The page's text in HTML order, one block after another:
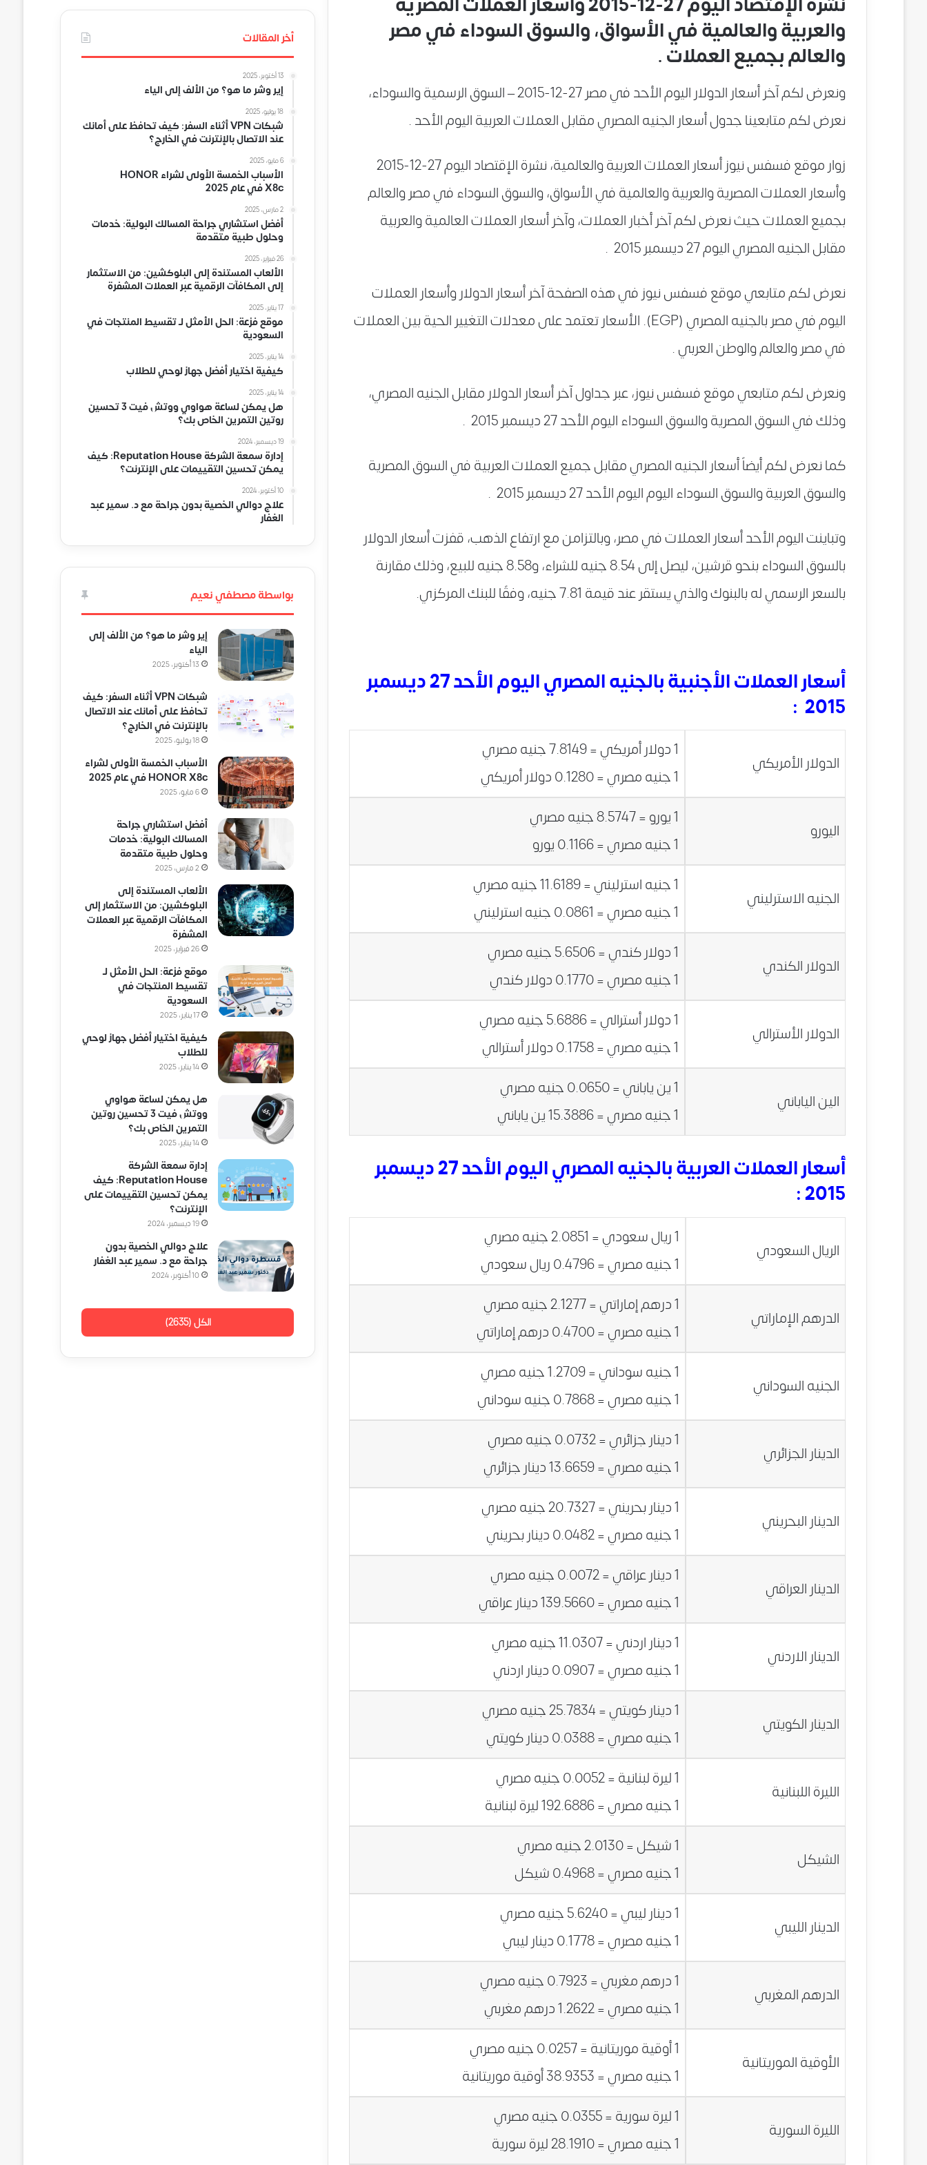
والعربية والعالمية في الأسواق، والسوق السوداء في مصر
والعالم بجميع العملات .
ونعرض لكم آخر أسعار الدولار اليوم الأحد في مصر 27-12-2015 – السوق الرسمية والسوداء،
نعرض لكم متابعينا جدول أسعار الجنيه المصري مقابل العملات العربية اليوم الأحد .
زوار موقع فسفس نيوز أسعار العملات العربية والعالمية، نشرة الإقتصاد اليوم 27-12-2015
وأسعار العملات المصرية والعربية والعالمية في الأسواق، والسوق السوداء في مصر والعالم
بجميع العملات حيث نعرض لكم آخر أخبار العملات، وآخر أسعار العملات العالمية والعربية
مقابل الجنيه المصري اليوم 27 ديسمبر 2015 .
نعرض لكم متابعي موقع فسفس نيوز في هذه الصفحة آخر أسعار الدولار وأسعار العملات
اليوم في مصر بالجنيه المصري (EGP). الأسعار تعتمد على معدلات التغيير الحية بين العملات
في مصر والعالم والوطن العربي .
ونعرض لكم متابعي موقع فسفس نيوز، عبر جداول آخر أسعار الدولار مقابل الجنيه المصري،
وذلك في السوق المصرية والسوق السوداء اليوم الأحد 27 ديسمبر 2015 .
كما نعرض لكم أيضاً أسعار الجنيه المصري مقابل جميع العملات العربية في السوق المصرية
والسوق العربية والسوق السوداء اليوم اليوم الأحد 27 ديسمبر 2015 .
وتباينت اليوم الأحد أسعار العملات في مصر، وبالتزامن مع ارتفاع الذهب، قفزت أسعار الدولار
بالسوق السوداء بنحو قرشين، ليصل إلى 8.54 جنيه للشراء، و8.58 جنيه للبيع، وذلك مقارنة
بالسعر الرسمي له بالبنوك والذي يستقر عند قيمة 7.81 جنيه، وفقًا للبنك المركزي.
أسعار العملات الأجنبية بالجنيه المصري اليوم الأحد 27 ديسمبر
2015 :
الدولار الأمريكي
1 دولار أمريكي = 7.8149 جنيه مصري
1 جنيه مصري = 0.1280 دولار أمريكي
اليورو
1 يورو = 8.5747 جنيه مصري
1 جنيه مصري = 0.1166 يورو
الجنيه الاسترليني
1 جنيه استرليني = 11.6189 جنيه مصري
1 جنيه مصري = 0.0861 جنيه استرليني
الدولار الكندي
1 دولار كندي = 5.6506 جنيه مصري
1 جنيه مصري = 0.1770 دولار كندي
الدولار الأسترالي
1 دولار أسترالي = 5.6886 جنيه مصري
1 جنيه مصري = 0.1758 دولار أسترالي
الين الياباني
1 ين ياباني = 0.0650 جنيه مصري
1 جنيه مصري = 15.3886 ين ياباني
أسعار العملات العربية بالجنيه المصري اليوم الأحد 27 ديسمبر
2015 :
الريال السعودي
1 ريال سعودي = 2.0851 جنيه مصري
1 جنيه مصري = 0.4796 ريال سعودي
الدرهم الإماراتي
1 درهم إماراتي = 2.1277 جنيه مصري
1 جنيه مصري = 0.4700 درهم إماراتي
الجنيه السوداني
1 جنيه سوداني = 1.2709 جنيه مصري
1 جنيه مصري = 0.7868 جنيه سوداني
الدينار الجزائري
1 دينار جزائري = 0.0732 جنيه مصري
1 جنيه مصري = 13.6659 دينار جزائري
الدينار البحريني
1 دينار بحريني = 20.7327 جنيه مصري
1 جنيه مصري = 0.0482 دينار بحريني
الدينار العراقي
1 دينار عراقي = 0.0072 جنيه مصري
1 جنيه مصري = 139.5660 دينار عراقي
الدينار الاردني
1 دينار اردني = 11.0307 جنيه مصري
1 جنيه مصري = 0.0907 دينار اردني
الدينار الكويتي
1 دينار كويتي = 25.7834 جنيه مصري
1 جنيه مصري = 0.0388 دينار كويتي
الليرة اللبنانية
1 ليرة لبنانية = 0.0052 جنيه مصري
1 جنيه مصري = 192.6886 ليرة لبنانية
الشيكل
1 شيكل = 2.0130 جنيه مصري
1 جنيه مصري = 0.4968 شيكل
الدينار الليبي
1 دينار ليبي = 5.6240 جنيه مصري
1 جنيه مصري = 0.1778 دينار ليبي
الدرهم المغربي
1 درهم مغربي = 0.7923 جنيه مصري
1 جنيه مصري = 1.2622 درهم مغربي
الأوقية الموريتانية
1 أوقية موريتانية = 0.0257 جنيه مصري
1 جنيه مصري = 38.9353 أوقية موريتانية
الليرة السورية
1 ليرة سورية = 0.0355 جنيه مصري
1 جنيه مصري = 28.1910 ليرة سورية
أخر المقالات
13 أكتوبر، 2025
إير وشر ما هو؟ من الألف إلى الياء
18 يوليو، 2025
شبكات VPN أثناء السفر: كيف تحافظ على أمانك
عند الاتصال بالإنترنت في الخارج؟
6 مايو، 2025
الأسباب الخمسة الأولى لشراء HONOR
X8c في عام 2025
2 مارس، 2025
أفضل استشاري جراحة المسالك البولية: خدمات
وحلول طبية متقدمة
26 فبراير، 2025
الألعاب المستندة إلى البلوكشين: من الاستثمار
إلى المكافآت الرقمية عبر العملات المشفرة
17 يناير، 2025
موقع فزعة: الحل الأمثل لـ تقسيط المنتجات في
السعودية
14 يناير، 2025
كيفية اختيار أفضل جهاز لوحي للطلاب
14 يناير، 2025
هل يمكن لساعة هواوي ووتش فيت 3 تحسين
روتين التمرين الخاص بك؟
19 ديسمبر، 2024
إدارة سمعة الشركة Reputation House: كيف
يمكن تحسين التقييمات على الإنترنت؟
10 أكتوبر، 2024
علاج دوالي الخصية بدون جراحة مع د. سمير عبد
الغفار
بواسطة مصطفي نعيم
إير وشر ما هو؟ من الألف إلى
الياء
13 أكتوبر، 2025
شبكات VPN أثناء السفر: كيف
تحافظ على أمانك عند الاتصال
بالإنترنت في الخارج؟
18 يوليو، 2025
الأسباب الخمسة الأولى لشراء
HONOR X8c في عام 2025
6 مايو، 2025
أفضل استشاري جراحة
المسالك البولية: خدمات
وحلول طبية متقدمة
2 مارس، 2025
الألعاب المستندة إلى
البلوكشين: من الاستثمار إلى
المكافآت الرقمية عبر العملات
المشفرة
26 فبراير، 2025
موقع فزعة: الحل الأمثل لـ
تقسيط المنتجات في
السعودية
17 يناير، 2025
كيفية اختيار أفضل جهاز لوحي
للطلاب
14 يناير، 2025
هل يمكن لساعة هواوي
ووتش فيت 3 تحسين روتين
التمرين الخاص بك؟
14 يناير، 2025
إدارة سمعة الشركة
Reputation House: كيف
يمكن تحسين التقييمات على
الإنترنت؟
19 ديسمبر، 2024
علاج دوالي الخصية بدون
جراحة مع د. سمير عبد الغفار
10 أكتوبر، 2024
الكل (2635)